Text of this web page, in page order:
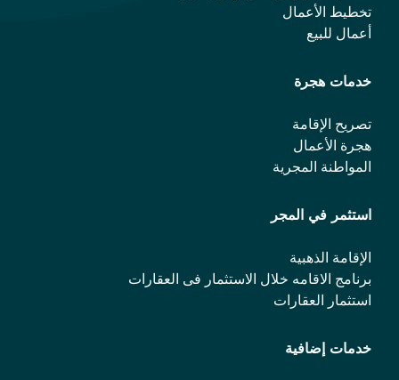
تخطيط الأعمال
أعمال للبيع
خدمات هجرة
تصريح الإقامة
هجرة الأعمال
المواطنة المجرية
استثمر في المجر
الإقامة الذهبية
برنامج الاقامه خلال الاستثمار فی العقارات
استثمار العقارات
خدمات إضافية